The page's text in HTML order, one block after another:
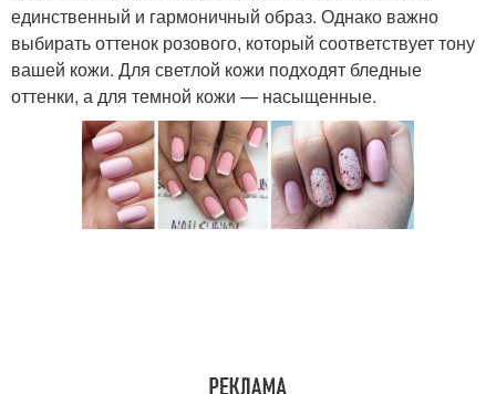
единственный и гармоничный образ. Однако важно
выбирать оттенок розового, который соответствует тону
вашей кожи. Для светлой кожи подходят бледные
оттенки, а для темной кожи — насыщенные.